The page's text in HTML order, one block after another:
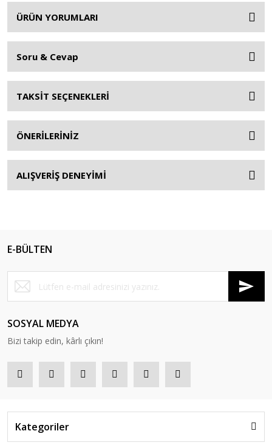
ÜRÜN YORUMLARI
Soru & Cevap
TAKSİT SEÇENEKLERİ
ÖNERİLERİNİZ
ALIŞVERİŞ DENEYİMİ
E-BÜLTEN
SOSYAL MEDYA
Bizi takip edin, kârlı çıkın!
Kategoriler